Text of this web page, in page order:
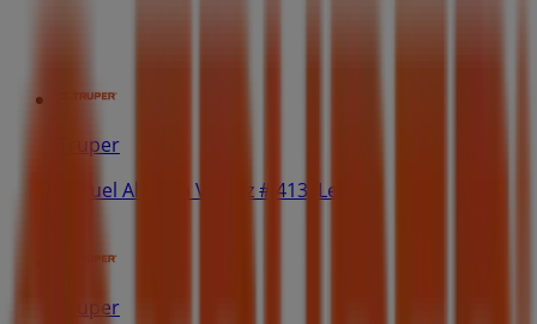
Truper
Miguel Aleman Valdez # 413, León
Truper